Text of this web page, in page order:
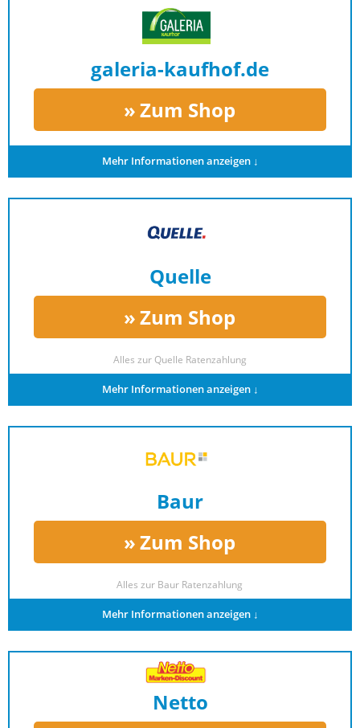
galeria-kaufhof.de
Zum Shop
Mehr Informationen anzeigen ↓
Quelle
Zum Shop
Alles zur Quelle Ratenzahlung
Mehr Informationen anzeigen ↓
Baur
Zum Shop
Alles zur Baur Ratenzahlung
Mehr Informationen anzeigen ↓
Netto